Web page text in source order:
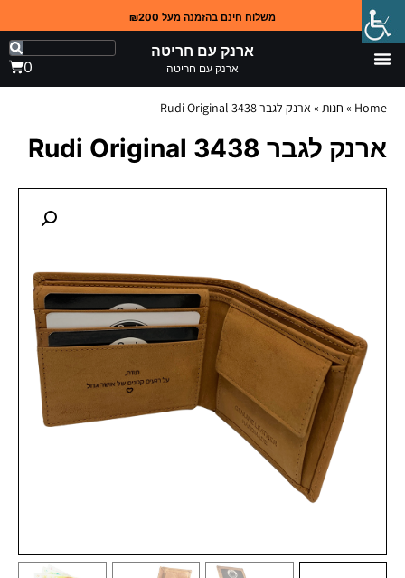
משלוח חינם בהזמנה מעל ₪200
ארנק עם חריטה
ארנק עם חריטה 0
Home
» חנות » ארנק לגבר 3438 Rudi Original
ארנק לגבר 3438 Rudi Original